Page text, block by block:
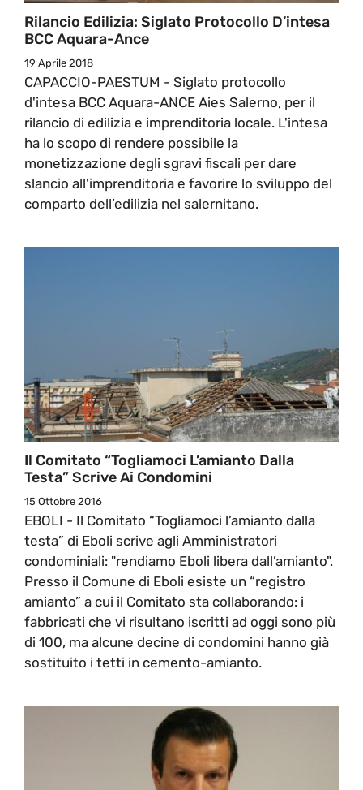
Rilancio Edilizia: Siglato Protocollo D’intesa
BCC Aquara-Ance
19 Aprile 2018
CAPACCIO-PAESTUM - Siglato protocollo
d'intesa BCC Aquara-ANCE Aies Salerno, per il
rilancio di edilizia e imprenditoria locale. L'intesa
ha lo scopo di rendere possibile la
monetizzazione degli sgravi fiscali per dare
slancio all'imprenditoria e favorire lo sviluppo del
comparto dell’edilizia nel salernitano.
Il Comitato “Togliamoci L’amianto Dalla
Testa” Scrive Ai Condomini
15 Ottobre 2016
EBOLI - Il Comitato “Togliamoci l’amianto dalla
testa” di Eboli scrive agli Amministratori
condominiali: "rendiamo Eboli libera dall’amianto".
Presso il Comune di Eboli esiste un “registro
amianto” a cui il Comitato sta collaborando: i
fabbricati che vi risultano iscritti ad oggi sono più
di 100, ma alcune decine di condomini hanno già
sostituito i tetti in cemento-amianto.